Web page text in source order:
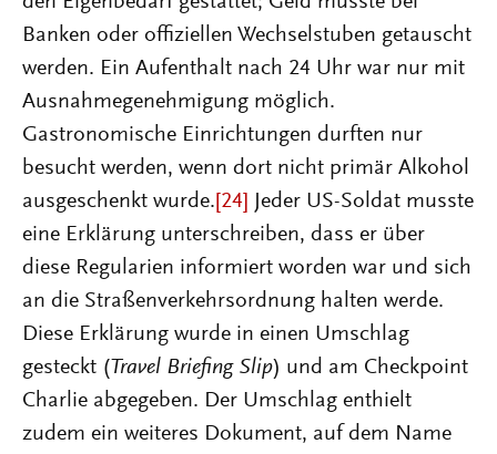
Banken oder offiziellen Wechselstuben getauscht
werden. Ein Aufenthalt nach 24 Uhr war nur mit
Ausnahmegenehmigung möglich.
Gastronomische Einrichtungen durften nur
besucht werden, wenn dort nicht primär Alkohol
ausgeschenkt wurde. [24]
Jeder US-Soldat musste
eine Erklärung unterschreiben, dass er über
diese Regularien informiert worden war und sich
an die Straßenverkehrsordnung halten werde.
Diese Erklärung wurde in einen Umschlag
gesteckt (Travel Briefing Slip) und am Checkpoint
Charlie abgegeben. Der Umschlag enthielt
zudem ein weiteres Dokument, auf dem Name